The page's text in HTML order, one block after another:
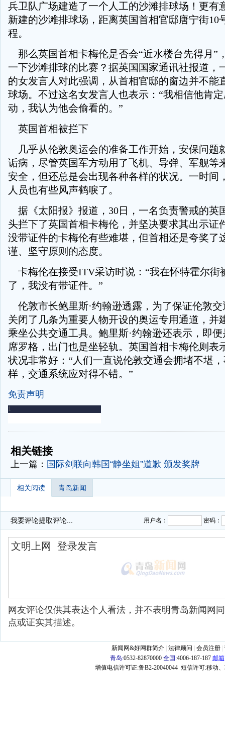
兵卫队广场建造了一个人工的沙滩排球场！更有
新建的沙滩排球场，距离英国首相官邸唐宁街10
程。
那么英国首相卡梅伦是否会“近水楼台先得月”
一下沙滩排球的比赛？据英国国家通讯社报道，
的女发言人对此强调，从首相官邸的窗边并不能
球场。不过这名女发言人也表示：“我相信他肯
动，我认为他会偷看的。”
英国首相被拦下
几乎从伦敦奥运会的准备工作开始，安保问题
诟病，尽管英国军方动用了飞机、导弹、军舰等
安全，但还总是会出现各种各样的状况。一时间
人员也有些风声鹤唳了。
据《太阳报》报道，30日，一名负责警戒的英
头拦下了英国首相卡梅伦，并坚决要求其出示证
没带证件的卡梅伦有些难堪，但首相还是夸奖了
谨、坚守原则的态度。
卡梅伦在接受ITV采访时说：“我在怀特霍尔街
了，我没有带证件。”
伦敦市长鲍里斯·约翰逊透露，为了保证伦敦
关闭了几条为重要人物开设的奥运专用通道，并
乘坐公共交通工具。鲍里斯·约翰逊还表示，即
席罗格，出门也是坐轻轨。英国首相卡梅伦则表
状况非常好：“人们一直说伦敦交通会拥堵不堪
样，交通系统应对得不错。”
免责声明
-
相关链接
上一篇： 国际剑联向韩国“静坐姐”道歉 颁发奖牌
相关阅读 青岛新闻
我要评论提取评论... 用户名： 密码：
网友评论仅供其表达个人看法，并不表明青岛新闻网
点或证实其描述。